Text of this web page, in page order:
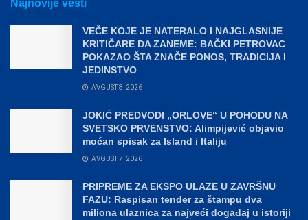
Najnovije vesti
VEČE KOJE JE NATERALO I NAJGLASNIJE
KRITIČARE DA ZANEME: BAČKI PETROVAC
POKAZAO ŠTA ZNAČE PONOS, TRADICIJA I
JEDINSTVO
AVGUST 8, 2026
JOKIĆ PREDVODI „ORLOVE“ U POHODU NA
SVETSKO PRVENSTVO: Alimpijević objavio
moćan spisak za Island i Italiju
AVGUST 7, 2026
PRIPREME ZA EKSPO ULAZE U ZAVRŠNU
FAZU: Raspisan tender za štampu dva
miliona ulaznica za najveći događaj u istoriji